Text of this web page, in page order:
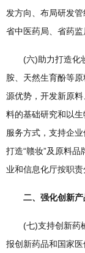
发方向、布局研发
省中医药局、省药
(六)助力打造化妆
胺、天然生育酚等
源优势，开发新原
料的基础研究和以
服务方式，支持企
打造“赣妆”及原料
业和信息化厅按职
二、强化创新产
(七)支持创新药械
报创新药品和国家